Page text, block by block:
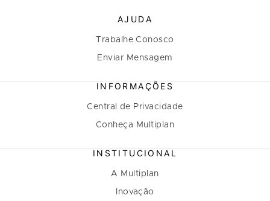
AJUDA
Trabalhe Conosco
Enviar Mensagem
INFORMAÇÕES
Central de Privacidade
Conheça Multiplan
INSTITUCIONAL
A Multiplan
Inovação